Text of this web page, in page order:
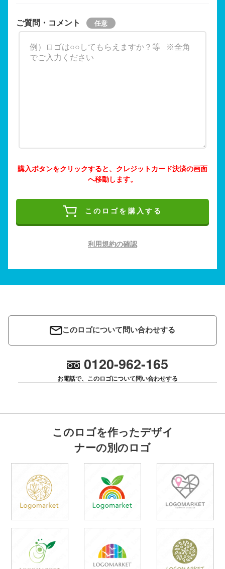
ご質問・コメント
購入ボタンをクリックすると、クレジットカード決済の画面
へ移動します。
このロゴを購入する
利用規約の確認
このロゴについて問い合わせする
0120-962-165
お電話で、このロゴについて問い合わせする
このロゴを作ったデザイ
ナーの別のロゴ